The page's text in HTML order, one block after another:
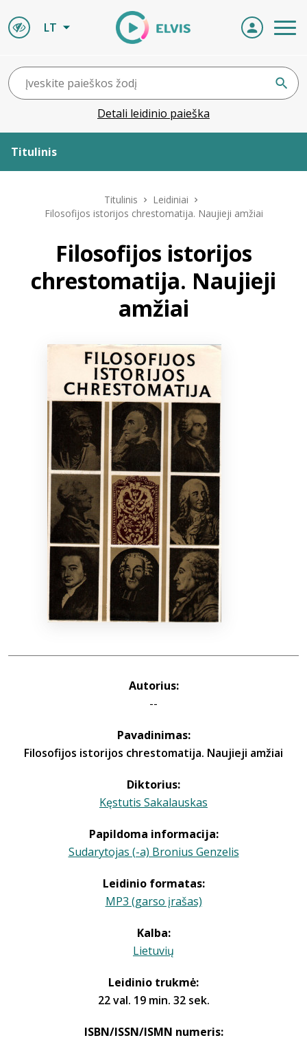
LT
Detali leidinio paieška
Titulinis
Bibliotekoms
+370 667 80 541
info@elvislab.lt
Titulinis
Leidiniai
Filosofijos istorijos chrestomatija. Naujieji amžiai
Filosofijos istorijos
chrestomatija. Naujieji
amžiai
Autorius:
--
Pavadinimas:
Filosofijos istorijos chrestomatija. Naujieji amžiai
Diktorius:
Kęstutis Sakalauskas
Papildoma informacija:
Sudarytojas (-a) Bronius Genzelis
Leidinio formatas:
MP3 (garso įrašas)
Kalba:
Lietuvių
Leidinio trukmė:
22 val. 19 min. 32 sek.
ISBN/ISSN/ISMN numeris: